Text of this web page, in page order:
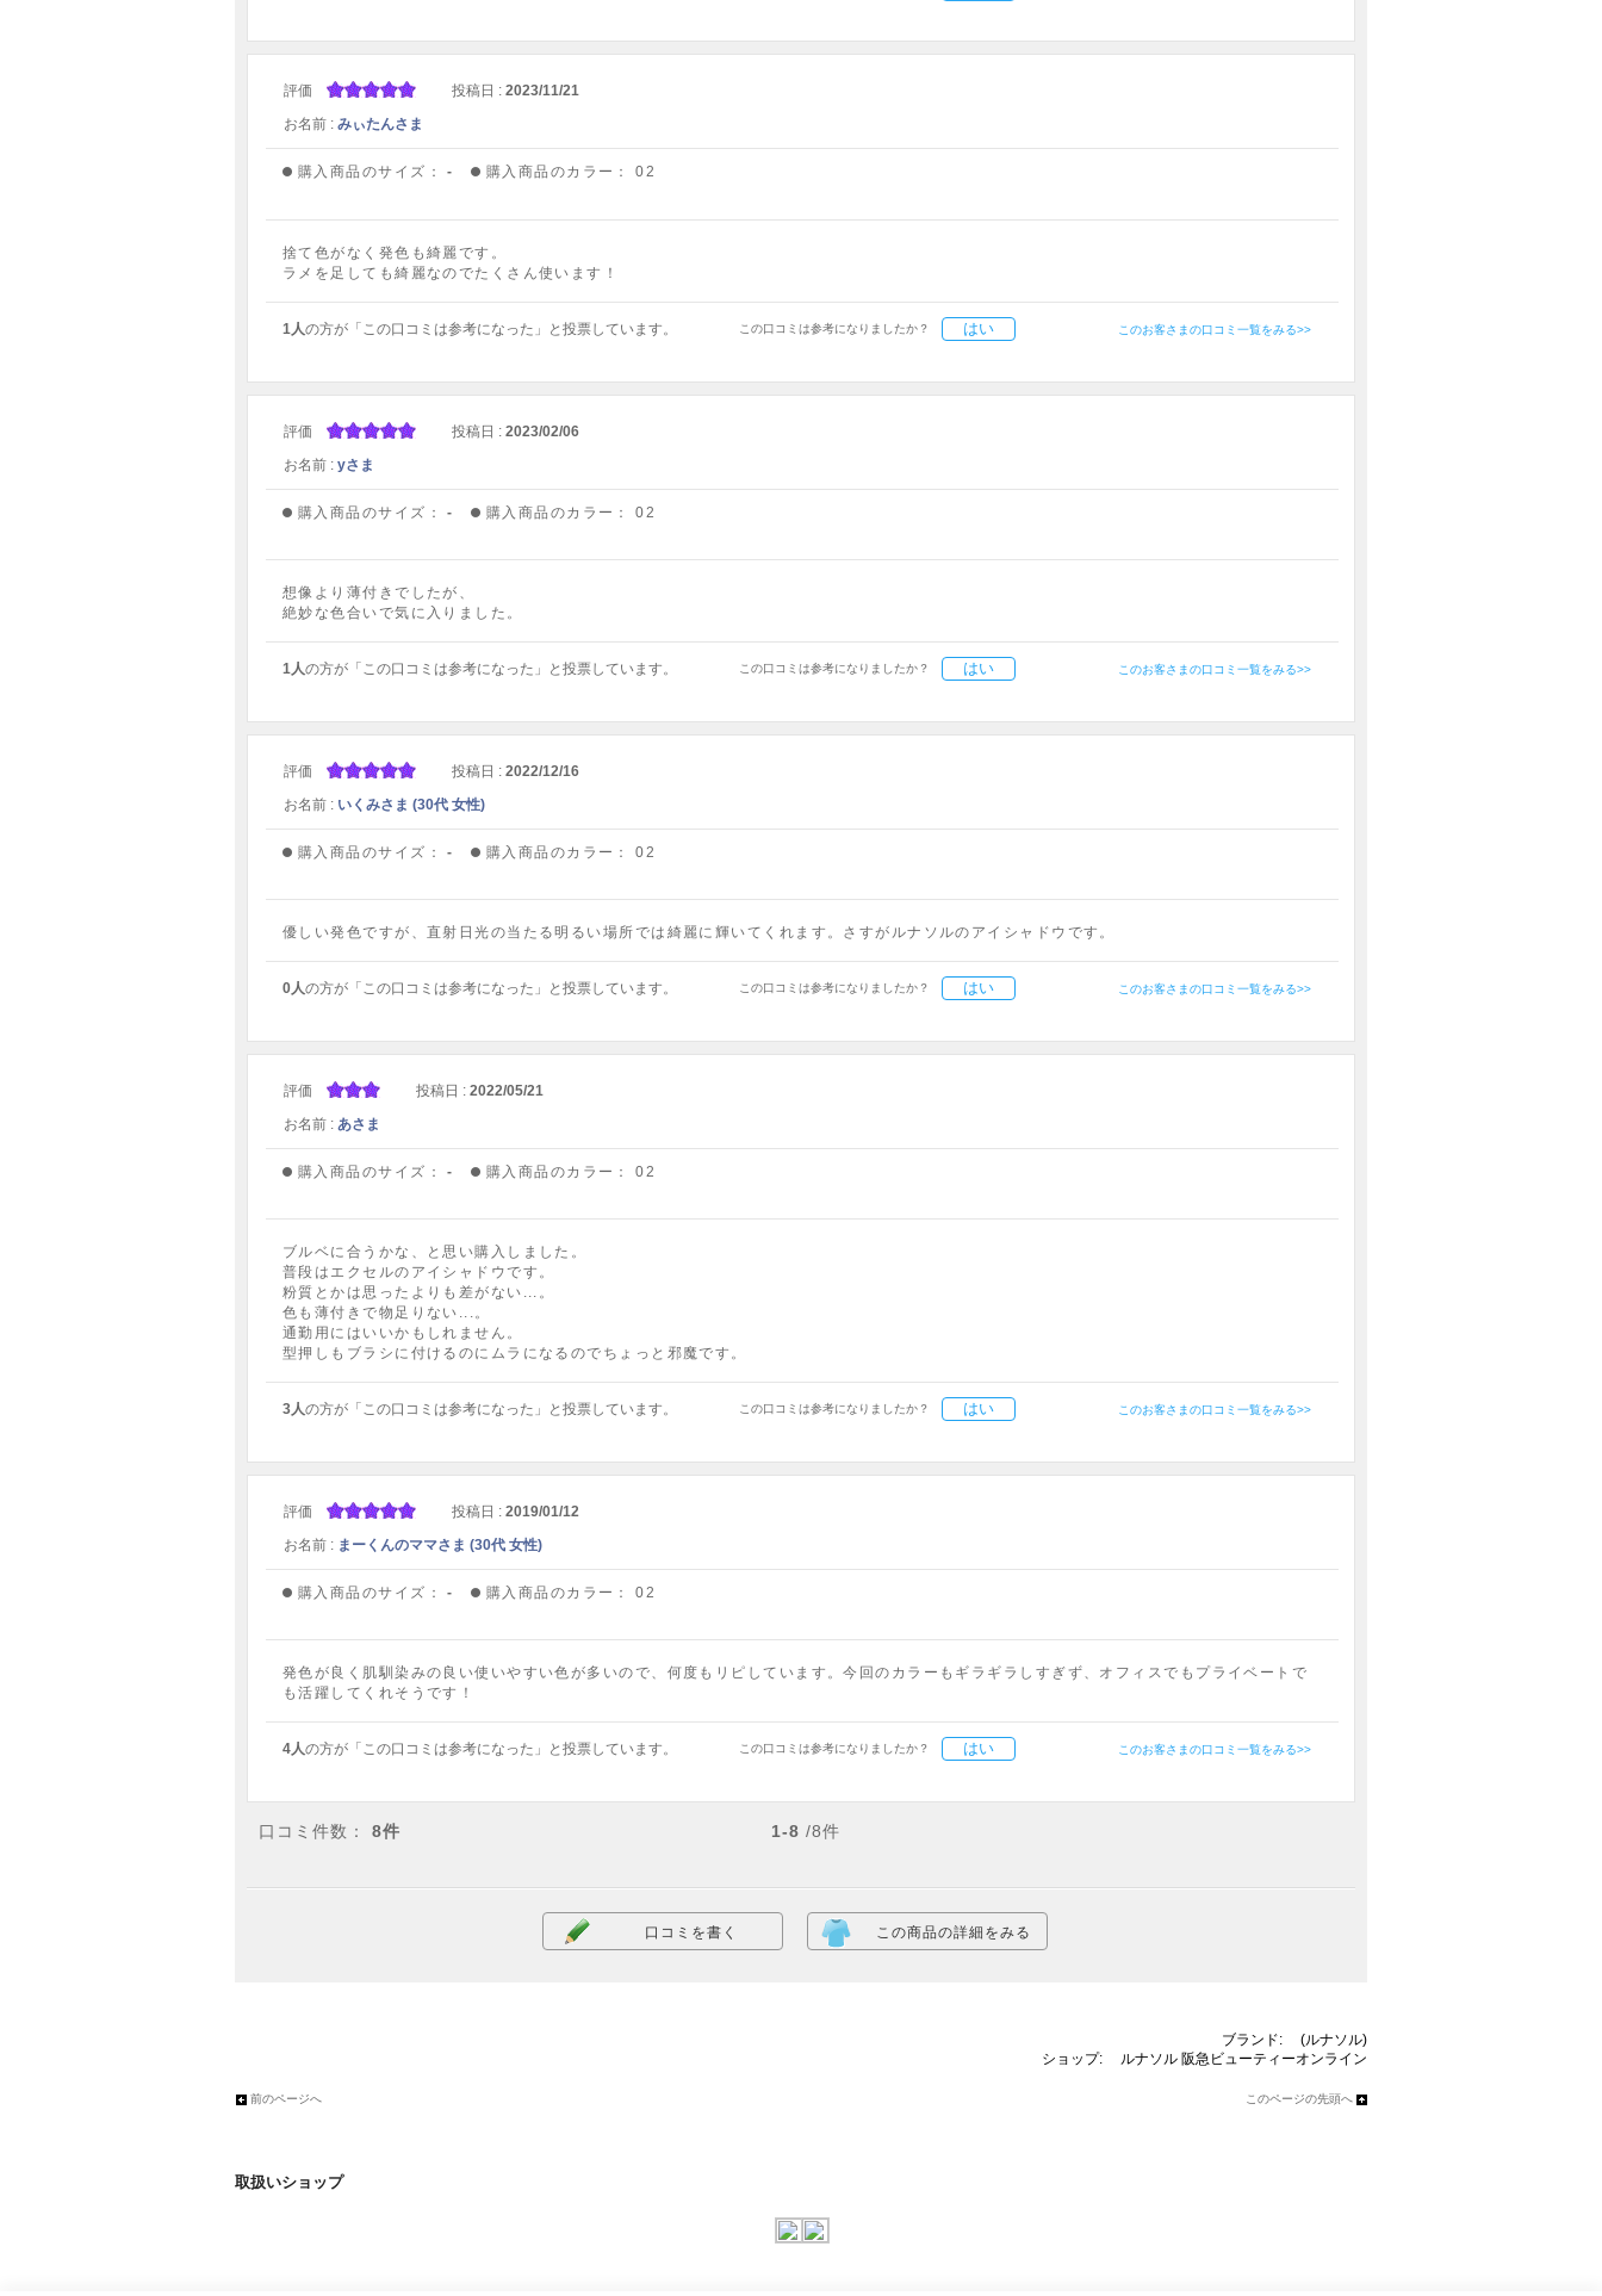
評価 投稿日 : 2023/11/21
お名前 : みぃたんさま
購入商品のサイズ： - 購入商品のカラー： 02
捨て色がなく発色も綺麗です。
ラメを足しても綺麗なのでたくさん使います！
この口コミは参考になりましたか？ はい
1人の方が「この口コミは参考になった」と投票しています。 このお客さまの口コミ一覧をみる>>
評価 投稿日 : 2023/02/06
お名前 : yさま
購入商品のサイズ： - 購入商品のカラー： 02
想像より薄付きでしたが、
絶妙な色合いで気に入りました。
この口コミは参考になりましたか？ はい
1人の方が「この口コミは参考になった」と投票しています。 このお客さまの口コミ一覧をみる>>
評価 投稿日 : 2022/12/16
お名前 : いくみさま (30代 女性)
購入商品のサイズ： - 購入商品のカラー： 02
優しい発色ですが、直射日光の当たる明るい場所では綺麗に輝いてくれます。さすがルナソルのアイシャドウです。
この口コミは参考になりましたか？ はい
0人の方が「この口コミは参考になった」と投票しています。 このお客さまの口コミ一覧をみる>>
評価 投稿日 : 2022/05/21
お名前 : あさま
購入商品のサイズ： - 購入商品のカラー： 02
ブルベに合うかな、と思い購入しました。
普段はエクセルのアイシャドウです。
粉質とかは思ったよりも差がない...。
色も薄付きで物足りない...。
通勤用にはいいかもしれません。
型押しもブラシに付けるのにムラになるのでちょっと邪魔です。
この口コミは参考になりましたか？ はい
3人の方が「この口コミは参考になった」と投票しています。 このお客さまの口コミ一覧をみる>>
評価 投稿日 : 2019/01/12
お名前 : まーくんのママさま (30代 女性)
購入商品のサイズ： - 購入商品のカラー： 02
発色が良く肌馴染みの良い使いやすい色が多いので、何度もリピしています。今回のカラーもギラギラしすぎず、オフィスでもプライベートで
も活躍してくれそうです！
この口コミは参考になりましたか？ はい
4人の方が「この口コミは参考になった」と投票しています。 このお客さまの口コミ一覧をみる>>
口コミ件数： 8件 1-8 /8件
口コミを書く この商品の詳細をみる
ブランド: (ルナソル)
ショップ: ルナソル 阪急ビューティーオンライン
前のページへ このページの先頭へ
取扱いショップ